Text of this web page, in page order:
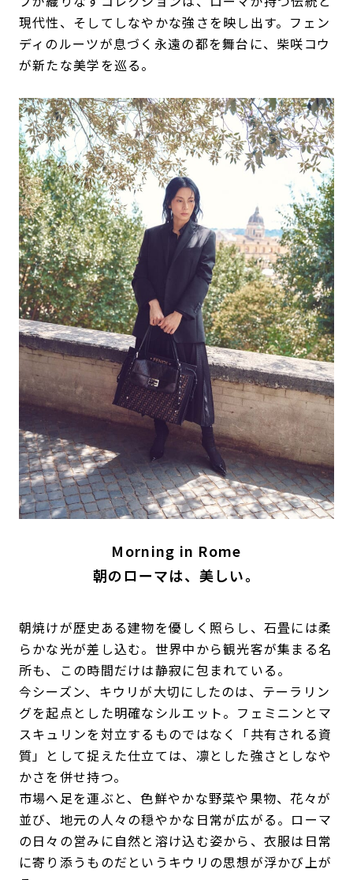
現代性、そしてしなやかな強さを映し出す。フェン
ディのルーツが息づく永遠の都を舞台に、柴咲コウ
が新たな美学を巡る。
Morning in Rome
朝のローマは、美しい。
朝焼けが歴史ある建物を優しく照らし、石畳には柔
らかな光が差し込む。世界中から観光客が集まる名
所も、この時間だけは静寂に包まれている。
今シーズン、キウリが大切にしたのは、テーラリン
グを起点とした明確なシルエット。フェミニンとマ
スキュリンを対立するものではなく「共有される資
質」として捉えた仕立ては、凛とした強さとしなや
かさを併せ持つ。
市場へ足を運ぶと、色鮮やかな野菜や果物、花々が
並び、地元の人々の穏やかな日常が広がる。ローマ
の日々の営みに自然と溶け込む姿から、衣服は日常
に寄り添うものだというキウリの思想が浮かび上が